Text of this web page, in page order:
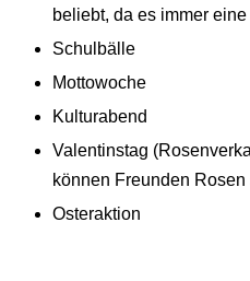
beliebt, da es immer
Schulbälle
Mottowoche
Kulturabend
Valentinstag
können Freunden
Osteraktion